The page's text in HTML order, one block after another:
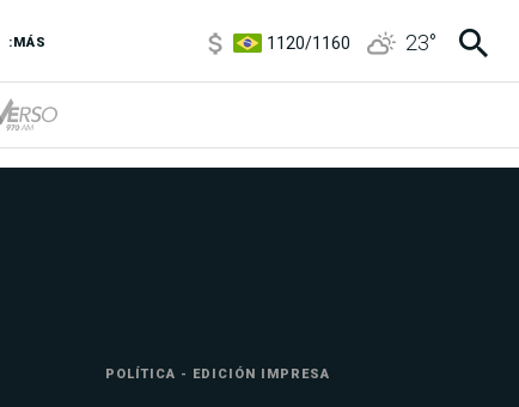
:MÁS
3,6/3,9
23°
POLÍTICA - EDICIÓN IMPRESA